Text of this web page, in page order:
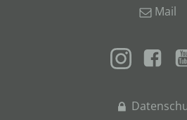
Mail